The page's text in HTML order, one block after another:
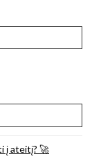
į ateitį? 🚀